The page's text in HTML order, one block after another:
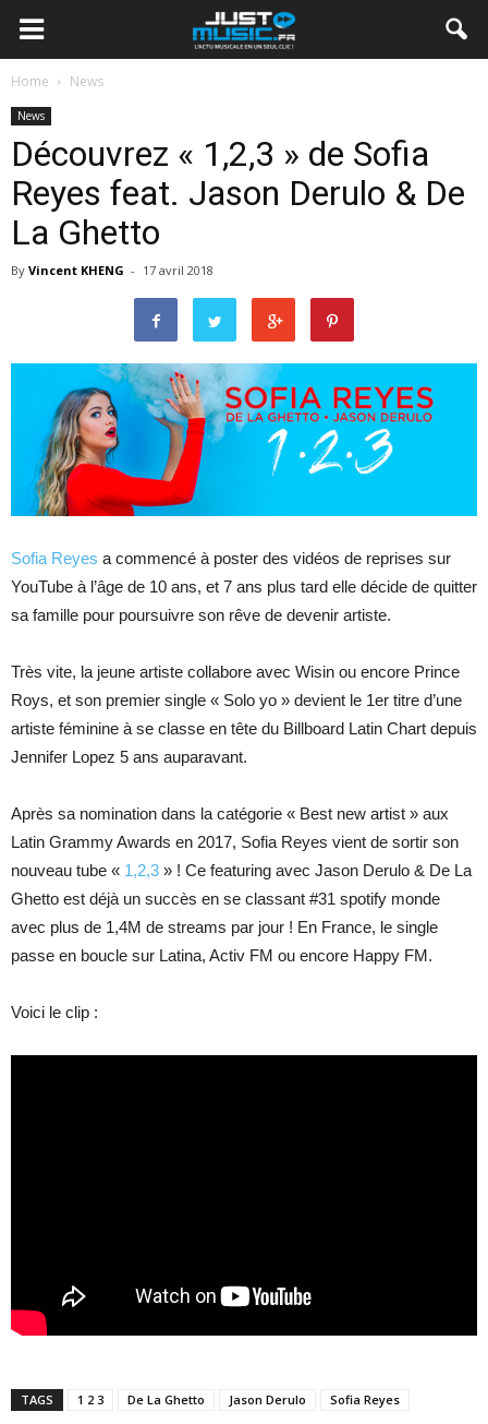
Home News
News
Découvrez « 1,2,3 » de Sofia
Reyes feat. Jason Derulo & De
La Ghetto
By Vincent KHENG - 17 avril 2018
Sofia Reyes a commencé à poster des vidéos de reprises sur
YouTube à l’âge de 10 ans, et 7 ans plus tard elle décide de quitter
sa famille pour poursuivre son rêve de devenir artiste.
Très vite, la jeune artiste collabore avec Wisin ou encore Prince
Roys, et son premier single « Solo yo » devient le 1er titre d’une
artiste féminine à se classe en tête du Billboard Latin Chart depuis
Jennifer Lopez 5 ans auparavant.
Après sa nomination dans la catégorie « Best new artist » aux
Latin Grammy Awards en 2017, Sofia Reyes vient de sortir son
nouveau tube « 1,2,3 » ! Ce featuring avec Jason Derulo & De La
Ghetto est déjà un succès en se classant #31 spotify monde
avec plus de 1,4M de streams par jour ! En France, le single
passe en boucle sur Latina, Activ FM ou encore Happy FM.
Voici le clip :
TAGS 1 2 3 De La Ghetto Jason Derulo Sofia Reyes